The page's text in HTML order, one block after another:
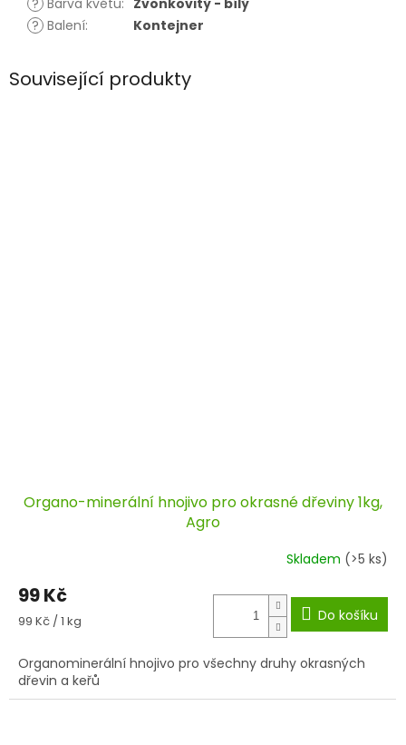
? Barva květu: Zvonkovitý - bílý
? Balení: Kontejner
Související produkty
Organo-minerální hnojivo pro okrasné dřeviny 1kg,
Agro
Skladem (>5 ks)
99 Kč
Měrná
99 Kč / 1 kg Do košíku
Organominerální hnojivo pro všechny druhy okrasných
dřevin a keřů